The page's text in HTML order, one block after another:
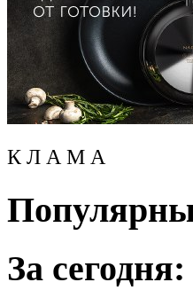
К Л А М А
За сегодня: